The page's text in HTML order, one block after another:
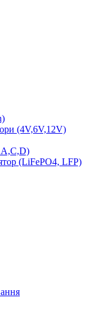
(4V,6V,12V)
(LiFePO4, LFP)